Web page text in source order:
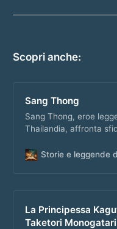
Scopri anche:
Sang Thong
Sang Thong, eroe
Thailandia, affronta
valore oltre
Storie e leggende
La Principessa
Taketori Monogatari